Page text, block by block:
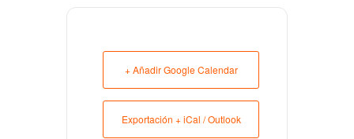
+ Añadir Google Calendar
Exportación + iCal / Outlook